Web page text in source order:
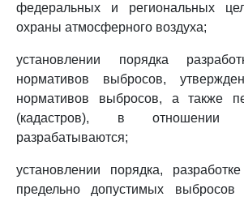
федеральных и региональных
охраны атмосферного воздуха;
установлении порядка
нормативов выбросов,
нормативов выбросов, а также
(кадастров), в отношении
разрабатываются;
установлении порядка,
предельно допустимых выбросов